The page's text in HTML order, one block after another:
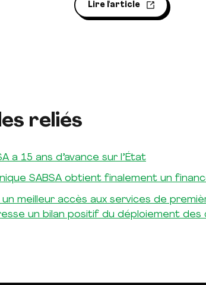
Lire l'article
reliés
a 15 ans d’avance sur l’État
SABSA obtient finalement un
un meilleur accès aux services de
un bilan positif du déploiement des